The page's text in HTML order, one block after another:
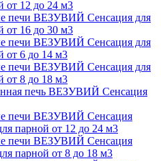
от 12 до 24 м3
печи ВЕЗУВИЙ Сенсация для
от 16 до 30 м3
печи ВЕЗУВИЙ Сенсация для
от 6 до 14 м3
печи ВЕЗУВИЙ Сенсация для
от 8 до 18 м3
печь ВЕЗУВИЙ Сенсация
печи ВЕЗУВИЙ Сенсация
парной от 12 до 24 м3
печи ВЕЗУВИЙ Сенсация
парной от 8 до 18 м3